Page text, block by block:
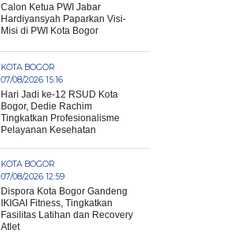
Calon Ketua PWI Jabar
Hardiyansyah Paparkan Visi-
Misi di PWI Kota Bogor
KOTA BOGOR
07/08/2026 15:16
Hari Jadi ke-12 RSUD Kota
Bogor, Dedie Rachim
Tingkatkan Profesionalisme
Pelayanan Kesehatan
KOTA BOGOR
07/08/2026 12:59
Dispora Kota Bogor Gandeng
IKIGAI Fitness, Tingkatkan
Fasilitas Latihan dan Recovery
Atlet